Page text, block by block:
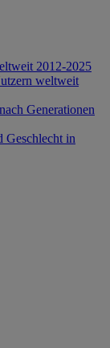
2012-2025
weltweit
Generationen
Geschlecht in